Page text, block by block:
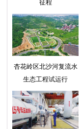
征程
杏花岭区北沙河复流水
生态工程试运行